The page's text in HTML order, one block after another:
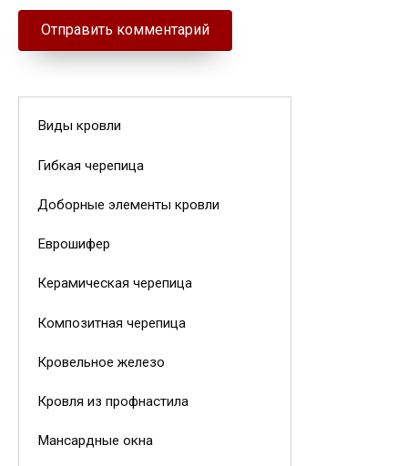
Виды кровли
Гибкая черепица
Доборные элементы кровли
Еврошифер
Керамическая черепица
Композитная черепица
Кровельное железо
Кровля из профнастила
Мансардные окна